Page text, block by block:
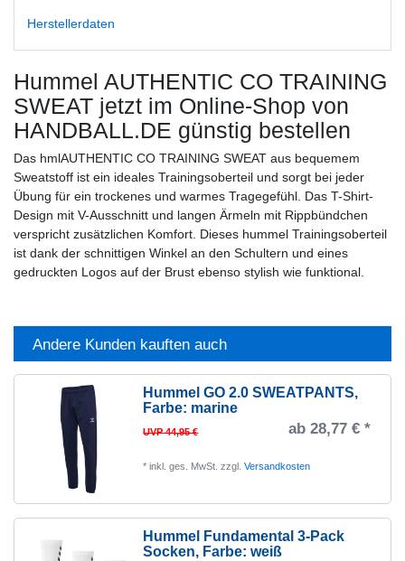
Herstellerdaten
Hummel AUTHENTIC CO TRAINING
SWEAT jetzt im Online-Shop von
HANDBALL.DE günstig bestellen
Das hmlAUTHENTIC CO TRAINING SWEAT aus bequemem
Sweatstoff ist ein ideales Trainingsoberteil und sorgt bei jeder
Übung für ein trockenes und warmes Tragegefühl. Das T-Shirt-
Design mit V-Ausschnitt und langen Ärmeln mit Rippbündchen
verspricht zusätzlichen Komfort. Dieses hummel Trainingsoberteil
ist dank der schnittigen Winkel an den Schultern und eines
gedruckten Logos auf der Brust ebenso stylish wie funktional.
Andere Kunden kauften auch
Hummel GO 2.0 SWEATPANTS,
Farbe: marine
UVP 44,95 € ab 28,77 € *
*inkl. ges. MwSt. zzgl.Versandkosten
Hummel Fundamental 3-Pack
Socken, Farbe: weiß